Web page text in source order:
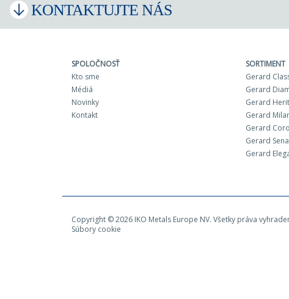
KONTAKTUJTE NÁS
SPOLOČNOSŤ
Kto sme
Médiá
Novinky
Kontakt
SORTIMENT
Gerard
Gerard
Gerard
Gerard
Gerard
Gerard
Gerard
Copyright © 2026 IKO Metals Europe NV. Všetky práva
Súbory cookie